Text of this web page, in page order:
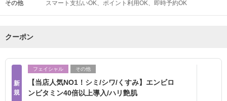
その他 スマート支払いOK ポイント利用OK 即時予約OK
クーポン
新
規
フェイシャル その他
【当店人気NO1！シミ/シワ/くすみ】エンビロ
ンビタミン40倍以上導入/ハリ艶肌